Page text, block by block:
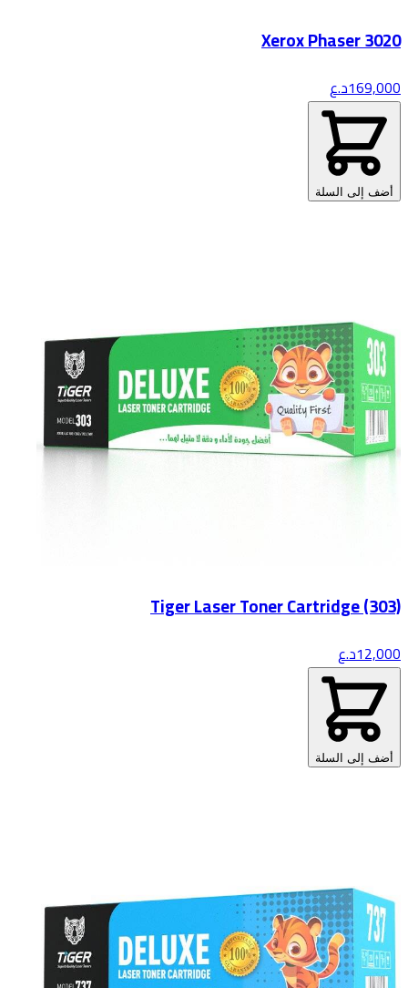
Xerox Phaser 3020
169,000د.ع
أضف إلى السلة
Tiger Laser Toner Cartridge (303)
12,000د.ع
أضف إلى السلة